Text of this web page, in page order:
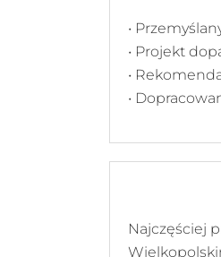
•
• Projekt
•
•
Najczęściej